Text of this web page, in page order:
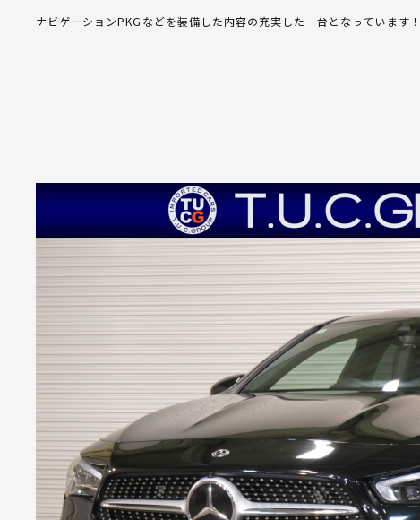
ナビゲーションPKGなどを装備した内容の充実した一台となっています！